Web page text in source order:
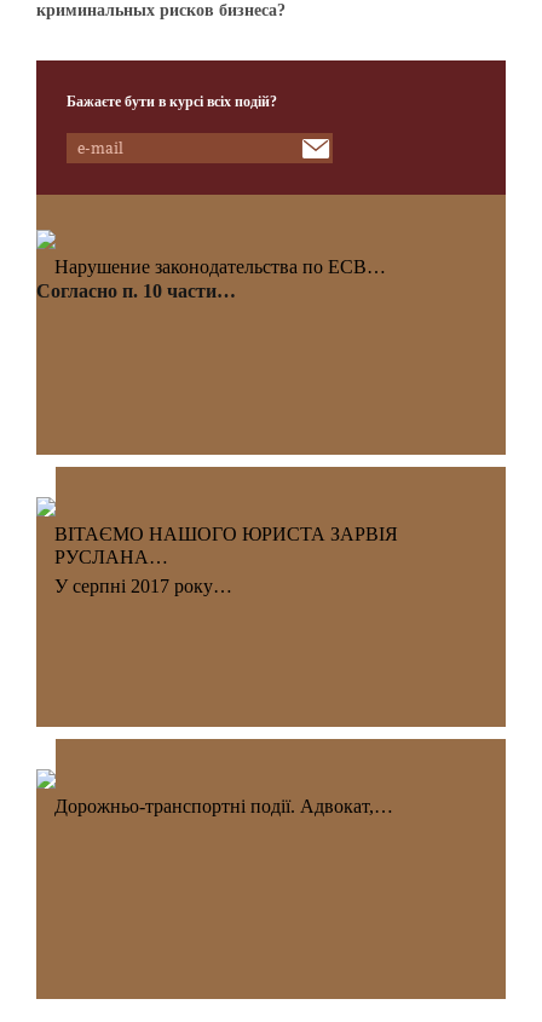
криминальных рисков бизнеса?
Бажаєте бути в курсі всіх подій?
Нарушение законодательства по ЕСВ…
Согласно п. 10 части…
ВІТАЄМО НАШОГО ЮРИСТА ЗАРВІЯ
РУСЛАНА…
У серпні 2017 року…
Дорожньо-транспортні події. Адвокат,…